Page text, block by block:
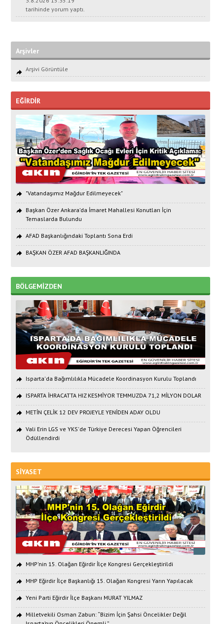
tarihinde yorum yaptı.
Arşivler
Arşivi Görüntüle
EĞİRDİR
"Vatandaşımız Mağdur Edilmeyecek"
Başkan Özer Ankara’da İmaret Mahallesi Konutları İçin
Temaslarda Bulundu
AFAD Başkanlığındaki Toplantı Sona Erdi
BAŞKAN ÖZER AFAD BAŞKANLIĞINDA
BÖLGEMİZDEN
Isparta'da Bağımlılıkla Mücadele Koordinasyon Kurulu Toplandı
ISPARTA İHRACATTA HIZ KESMİYOR TEMMUZDA 71,2 MİLYON DOLAR
METİN ÇELİK 12 DEV PROJEYLE YENİDEN ADAY OLDU
Vali Erin LGS ve YKS'de Türkiye Derecesi Yapan Öğrencileri
Ödüllendirdi
SİYASET
MHP'nin 15. Olağan Eğirdir İlçe Kongresi Gerçekleştirildi
MHP Eğirdir İlçe Başkanlığı 15. Olağan Kongresi Yarın Yapılacak
Yeni Parti Eğirdir İlçe Başkanı MURAT YILMAZ
Milletvekili Osman Zabun: “Bizim İçin Şahsi Öncelikler Değil